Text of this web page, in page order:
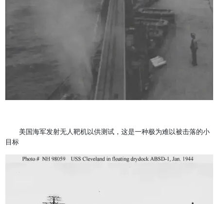
美国海军发射无人靶机以供测试，这是一种极为难以被击落的小
目标